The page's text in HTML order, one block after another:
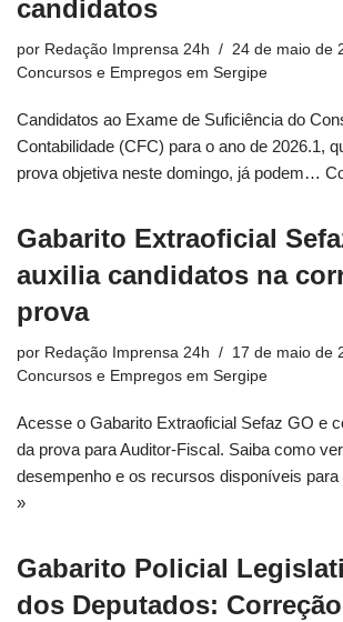
candidatos
por Redação Imprensa 24h
24 de maio de
Concursos e Empregos em Sergipe
Candidatos ao Exame de Suficiência do
Contabilidade (CFC) para o ano de 2026.1,
prova objetiva neste domingo, já podem…
Gabarito Extraoficial
auxilia candidatos na
prova
por Redação Imprensa 24h
17 de maio de
Concursos e Empregos em Sergipe
Acesse o Gabarito Extraoficial Sefaz GO e
da prova para Auditor-Fiscal. Saiba como
desempenho e os recursos disponíveis
»
Gabarito Policial
dos Deputados: Correção